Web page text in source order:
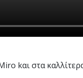
kαι στα